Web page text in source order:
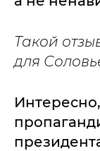
Такой
для